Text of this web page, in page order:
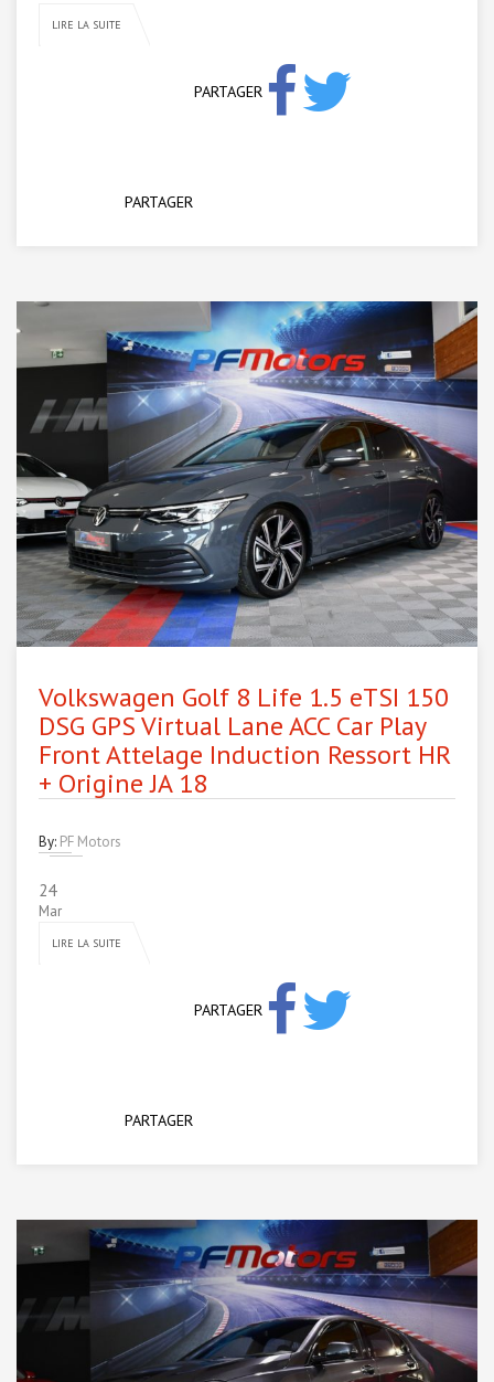
LIRE LA SUITE
PARTAGER
PARTAGER
Volkswagen Golf 8 Life 1.5 eTSI 150
DSG GPS Virtual Lane ACC Car Play
Front Attelage Induction Ressort HR
+ Origine JA 18
By: PF Motors
24
Mar
LIRE LA SUITE
PARTAGER
PARTAGER